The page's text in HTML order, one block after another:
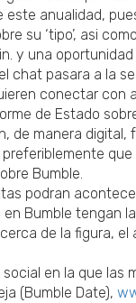
este anualidad,
su ‘tipo’, asi­
y una
chat pasara a la
conectar
de Estado
de manera
Bumble.
podran
Bumble tengan
de la figura,
en la que las
(Bumble Date),